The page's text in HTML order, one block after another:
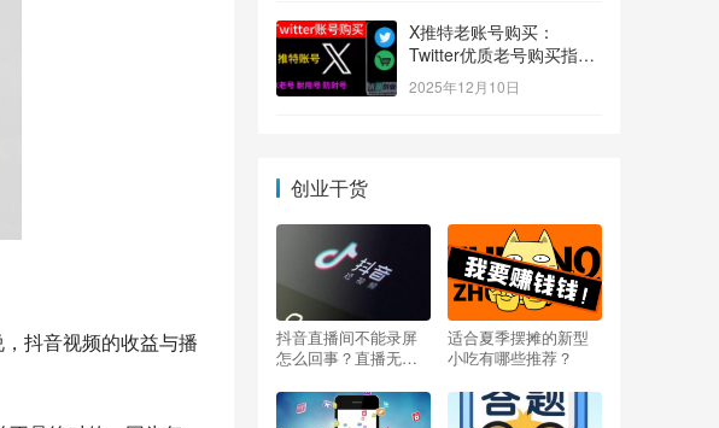
抖音视频的收益与播
X推特老账号购买：
Twitter优质老号购买指
南！
2025年12月10日
创业干货
抖音直播间不能录屏
怎么回事？直播无法
适合夏季摆摊的新型
小吃有哪些推荐？